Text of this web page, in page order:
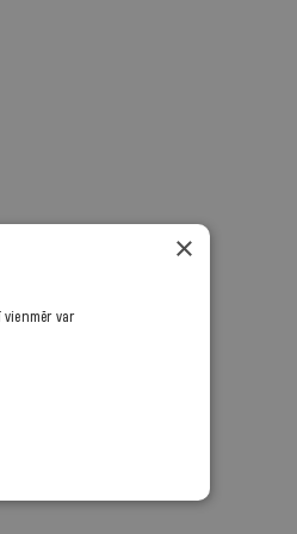
×
var